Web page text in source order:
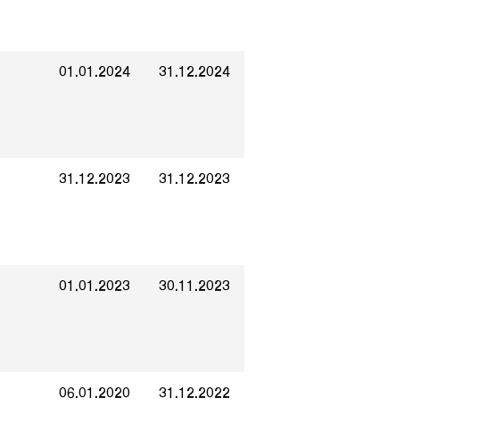
01.01.2024 31.12.2024
31.12.2023 31.12.2023
01.01.2023 30.11.2023
06.01.2020 31.12.2022